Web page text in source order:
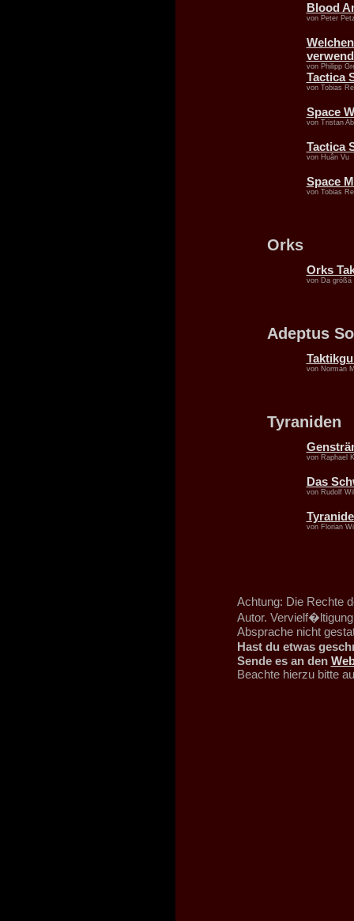
Blood
von Peter
von Philipp
Tactica
von Tobias
Space
von Tristan
Tactica
von Huân Vu
Space
von Tobias
Orks
Orks
von Da größä
Adeptus
von Norman
Tyraniden
von Raphael
Das
von Rudolf
von Florian
Achtung: Die Rechte
Autor.
Absprache nicht
Hast du etwas
Sende es an den
Beachte hierzu bitte